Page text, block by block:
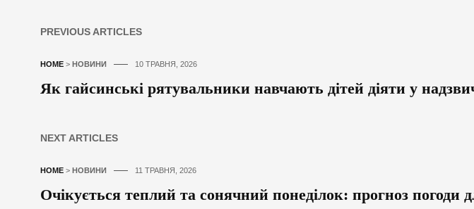
PREVIOUS ARTICLES
HOME > НОВИНИ 10 ТРАВНЯ, 2026
Як гайсинські рятувальники навчають дітей діяти у
NEXT ARTICLES
HOME > НОВИНИ 11 ТРАВНЯ, 2026
Очікується теплий та сонячний понеділок: прогноз погоди